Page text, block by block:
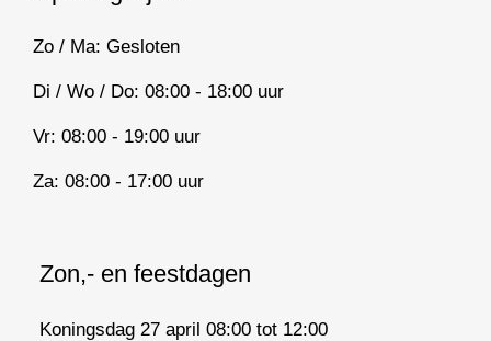
Zo / Ma: Gesloten
Di / Wo / Do: 08:00 - 18:00 uur
Vr: 08:00 - 19:00 uur
Za: 08:00 - 17:00 uur
Zon,- en feestdagen
Koningsdag 27 april 08:00 tot 12:00